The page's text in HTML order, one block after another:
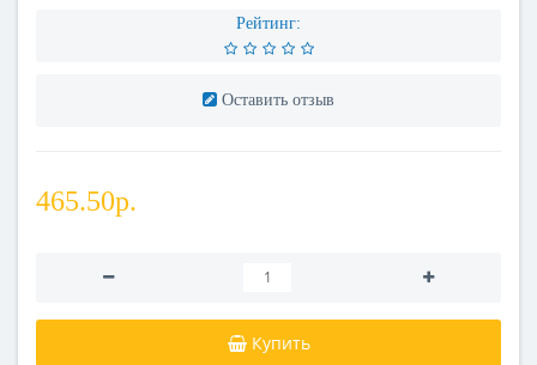
Рейтинг:
Оставить отзыв
465.50р.
Купить